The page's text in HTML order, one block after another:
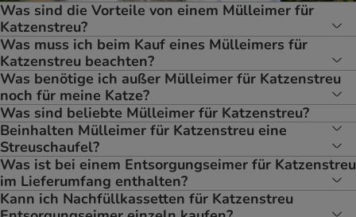
Was sind die Vorteile von einem Mülleimer für
Katzenstreu?
Was muss ich beim Kauf eines Mülleimers für
Katzenstreu beachten?
Was benötige ich außer Mülleimer für Katzenstreu
noch für meine Katze?
Was sind beliebte Mülleimer für Katzenstreu?
Beinhalten Mülleimer für Katzenstreu eine
Streuschaufel?
Was ist bei einem Entsorgungseimer für Katzenstreu
im Lieferumfang enthalten?
Kann ich Nachfüllkassetten für Katzenstreu